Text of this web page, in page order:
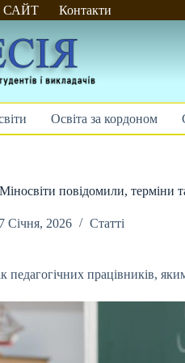
САЙТ Контакти
Освіта за кордоном
повідомили, терміни
Січня, 2026 Статті
працівників,